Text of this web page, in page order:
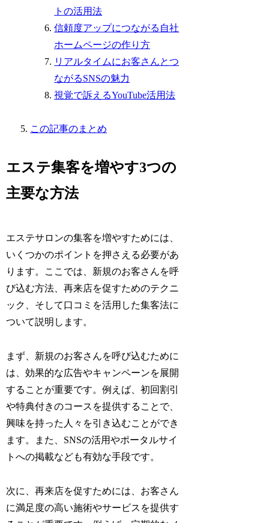
トの活用法
信頼度アップにつながる自社
ホームページの作り方
リアルタイムにお客さんとつ
ながるSNSの魅力
視覚で訴えるYouTube活用法
この記事のまとめ
エステ集客を増やす3つの
主要な方法
エステサロンの集客を増やすためには、
いくつかのポイントを押さえる必要があ
ります。ここでは、新規のお客さんを呼
び込む方法、再来店を促すためのテクニ
ック、そして口コミを活用した集客法に
ついて説明します。
まず、新規のお客さんを呼び込むために
は、効果的な広告やキャンペーンを展開
することが重要です。例えば、初回割引
や特典付きのコースを提供することで、
興味を持った人々を引き込むことができ
ます。また、SNSの活用やポータルサイ
トへの掲載なども有効な手段です。
次に、再来店を促すためには、お客さん
に満足度の高い施術やサービスを提供す